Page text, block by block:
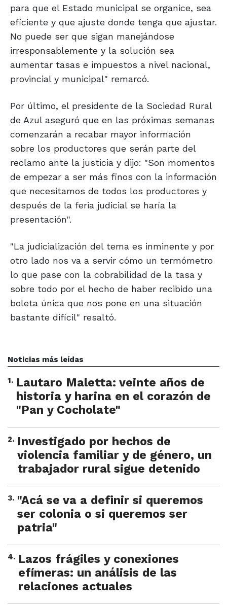
para que el Estado municipal se organice, sea
eficiente y que ajuste donde tenga que ajustar.
No puede ser que sigan manejándose
irresponsablemente y la solución sea
aumentar tasas e impuestos a nivel nacional,
provincial y municipal" remarcó.
Por último, el presidente de la Sociedad Rural
de Azul aseguró que en las próximas semanas
comenzarán a recabar mayor información
sobre los productores que serán parte del
reclamo ante la justicia y dijo: "Son momentos
de empezar a ser más finos con la información
que necesitamos de todos los productores y
después de la feria judicial se haría la
presentación".
"La judicialización del tema es inminente y por
otro lado nos va a servir cómo un termómetro
lo que pase con la cobrabilidad de la tasa y
sobre todo por el hecho de haber recibido una
boleta única que nos pone en una situación
bastante difícil" resaltó.
Noticias más leídas
1. Lautaro Maletta: veinte años de
historia y harina en el corazón de
"Pan y Cocholate"
2. Investigado por hechos de
violencia familiar y de género, un
trabajador rural sigue detenido
3. "Acá se va a definir si queremos
ser colonia o si queremos ser
patria"
4. Lazos frágiles y conexiones
efímeras: un análisis de las
relaciones actuales